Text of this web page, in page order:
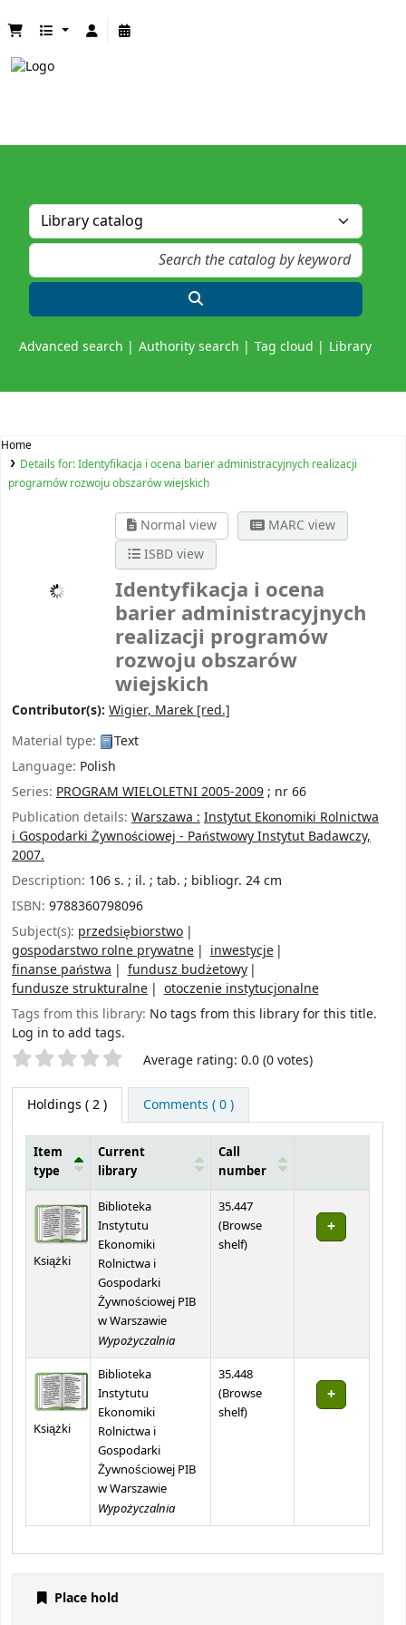
Advanced search Authority search Tag cloud Library
Home
Details for:Identyfikacja i ocena barier administracyjnych realizacji
programów rozwoju obszarów wiejskich
Normal view
MARC view
ISBD view
Identyfikacja i ocena
barier administracyjnych
realizacji programów
rozwoju obszarów
wiejskich
Contributor(s): Wigier, Marek [red.]
Material type:
Text
Language: Polish
Series: PROGRAM WIELOLETNI 2005-2009; nr 66
Publication details: Warszawa : Instytut Ekonomiki Rolnictwa
i Gospodarki Żywnościowej - Państwowy Instytut Badawczy,
2007.
Description: 106 s. ; il. ; tab. ; bibliogr. 24 cm
ISBN: 9788360798096
Subject(s): przedsiębiorstwo
gospodarstwo rolne prywatne
inwestycje
finanse państwa
fundusz budżetowy
fundusze strukturalne
otoczenie instytucjonalne
Tags from this library: No tags from this library for this title.
Log in to add tags.
Star ratings Average rating: 0.0 (0 votes)
Holdings ( 2 ) Comments ( 0 )
Item
type
Current
library
Call
number
Książki
Biblioteka
Instytutu
Ekonomiki
Rolnictwa i
Gospodarki
Żywnościowej PIB
w Warszawie
Wypożyczalnia
35.447
(Browse
shelf(Opens below)
)
Książki
Biblioteka
Instytutu
Ekonomiki
Rolnictwa i
Gospodarki
Żywnościowej PIB
w Warszawie
Wypożyczalnia
35.448
(Browse
shelf(Opens below)
)
Place hold